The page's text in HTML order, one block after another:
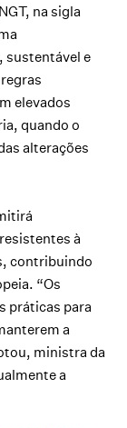
na sigla
sustentável e
elevados
quando o
alterações
à
contribuindo
“Os
práticas para
a
ministra da
a